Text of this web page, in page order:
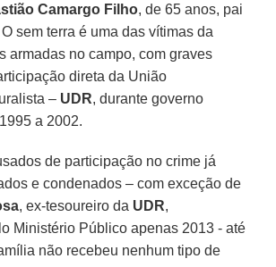
Camargo Filho, de 65 anos, pai
sem terra é uma das vítimas da
armadas no campo, com graves
direta da União
– UDR, durante governo
a 2002.
de participação no crime já
e condenados – com exceção de
, ex-tesoureiro da UDR,
Ministério Público apenas 2013 - até
não recebeu nenhum tipo de